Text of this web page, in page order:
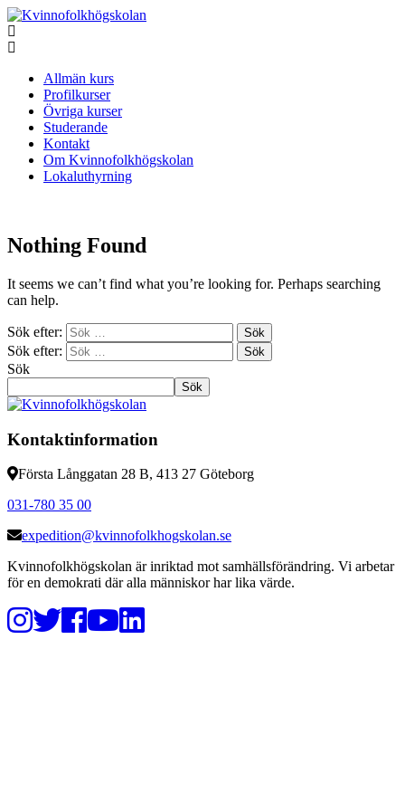
Allmän kurs
Profilkurser
Övriga kurser
Studerande
Kontakt
Om Kvinnofolkhögskolan
Lokaluthyrning
Nothing Found
It seems we can’t find what you’re looking for. Perhaps searching
can help.
Sök efter:
Sök efter:
Sök
Sök
Kontaktinformation
Första Långgatan 28 B, 413 27 Göteborg
031-780 35 00
expedition@kvinnofolkhogskolan.se
Kvinnofolkhögskolan är inriktad mot samhällsförändring. Vi arbetar
för en demokrati där alla människor har lika värde.